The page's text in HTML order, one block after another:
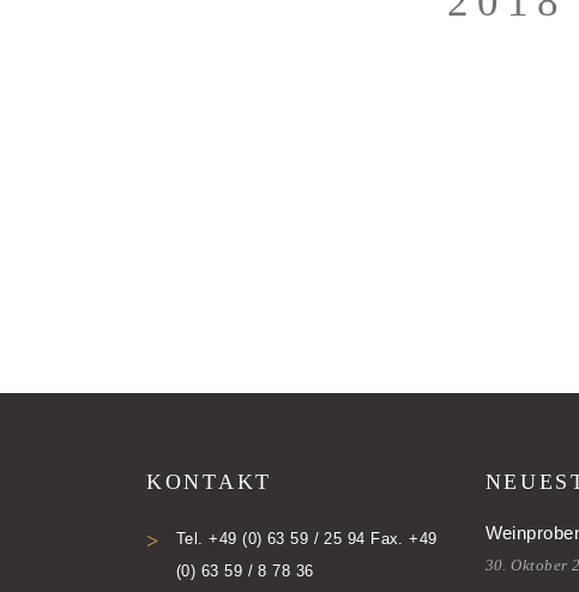
KONTAKT
Tel. +49 (0) 63 59 / 25 94 Fax. +49
(0) 63 59 / 8 78 36
30. Oktober